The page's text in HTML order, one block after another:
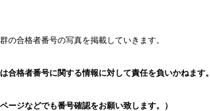
の合格者番号の写真を掲載していきます。
合格者番号に関する情報に対して責任を負いかねます。
ージなどでも番号確認をお願い致します。）